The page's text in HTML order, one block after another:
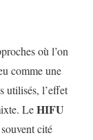
où l’on
comme une
utilisés, l’effet
LeHIFU
cité